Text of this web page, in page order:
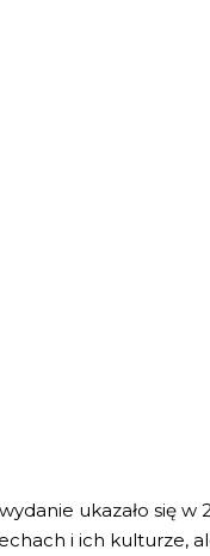
ukazało się w
i ich kulturze,